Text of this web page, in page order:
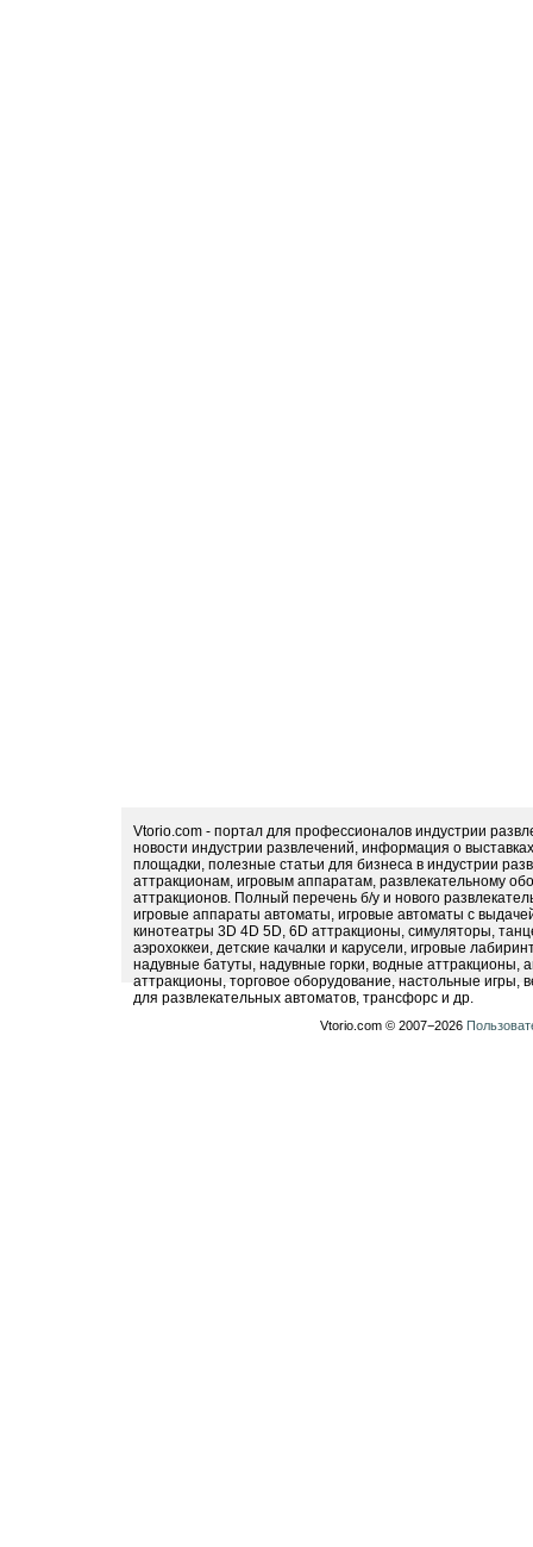
Vtorio.com - портал для профессионалов индустрии
новости индустрии развлечений, информация о
площадки, полезные статьи для бизнеса в индустрии
аттракционам, игровым аппаратам, развлекательному
аттракционов. Полный перечень б/у и нового
игровые аппараты автоматы, игровые автоматы с
кинотеатры 3D 4D 5D, 6D аттракционы, симуляторы,
аэрохоккеи, детские качалки и карусели, игровые
надувные батуты, надувные горки, водные
аттракционы, торговое оборудование, настольные игры,
для развлекательных автоматов, трансфорс и др.
Vtorio.com © 2007−2026